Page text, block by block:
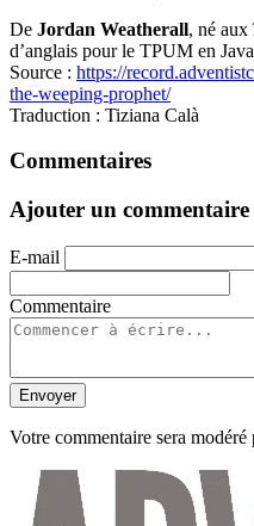
De Jordan Weatherall, né aux
d’anglais pour le TPUM en
Source : https://
the-weeping-prophet/
Traduction : Tiziana Calà
Commentaires
Ajouter un commentaire
E-mail
Commentaire
Envoyer
Votre commentaire sera